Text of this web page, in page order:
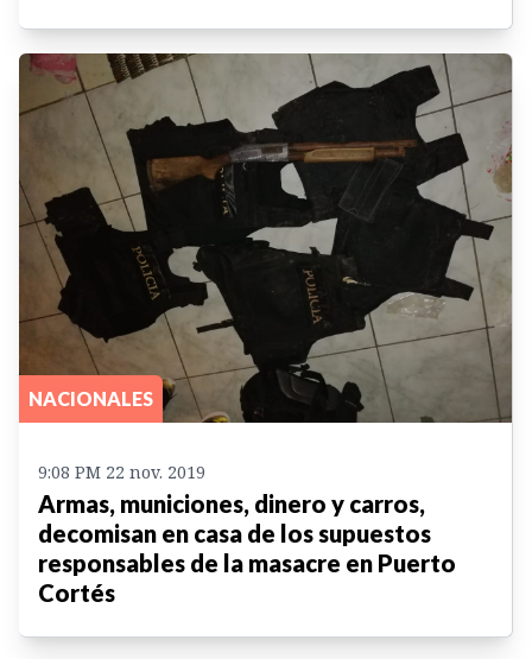
NACIONALES
9:08 PM 22 nov. 2019
Armas, municiones, dinero y carros,
decomisan en casa de los supuestos
responsables de la masacre en Puerto
Cortés